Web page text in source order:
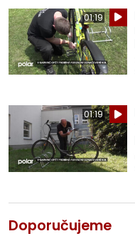
01:19
01:19
Doporučujeme